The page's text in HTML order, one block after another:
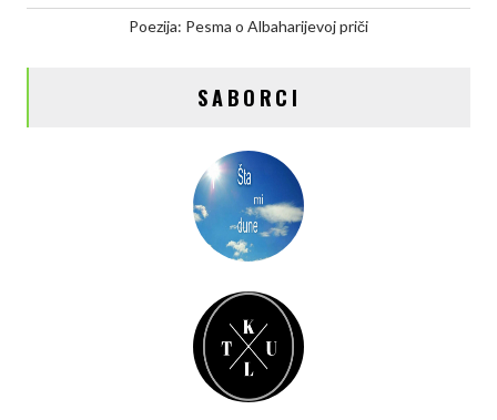
Poezija: Pesma o Albaharijevoj priči
SABORCI